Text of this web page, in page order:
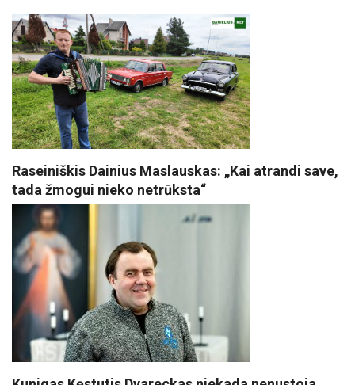
Raseiniškis Dainius Maslauskas: „Kai atrandi save,
tada žmogui nieko netrūksta“